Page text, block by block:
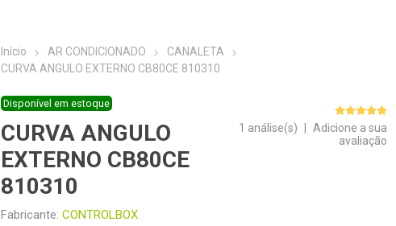
Início AR CONDICIONADO
CANALETA
CURVA ANGULO EXTERNO CB80CE 810310
Disponível em estoque
CURVA ANGULO
EXTERNO CB80CE
810310
Fabricante: CONTROLBOX
1 análise(s)
Adicione a sua
avaliação